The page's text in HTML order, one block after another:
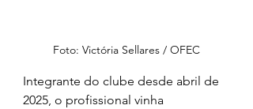
Foto: Victória Sellares / OFEC
Integrante do clube desde abril de
2025, o profissional vinha